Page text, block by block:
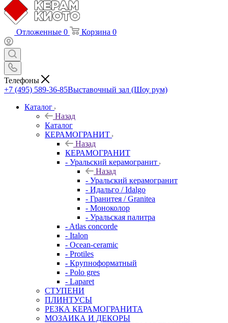
Отложенные 0 Корзина 0
Телефоны
+7 (495) 589-36-85Выставочный зал (Шоу рум)
Каталог
Назад
Каталог
КЕРАМОГРАНИТ
Назад
КЕРАМОГРАНИТ
- Уральский керамогранит
Назад
- Уральский керамогранит
- Идальго / Idalgo
- Гранитея / Granitea
- Моноколор
- Уральская палитра
- Atlas concorde
- Italon
- Ocean-ceramic
- Protiles
- Крупноформатный
- Polo gres
- Laparet
СТУПЕНИ
ПЛИНТУСЫ
РЕЗКА КЕРАМОГРАНИТА
МОЗАИКА И ДЕКОРЫ